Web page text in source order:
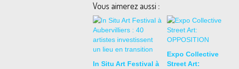
Vous aimerez aussi :
In Situ Art Festival à
Expo Collective
Street Art: